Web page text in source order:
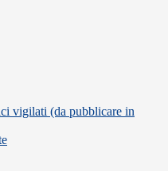
vigilati (da pubblicare in